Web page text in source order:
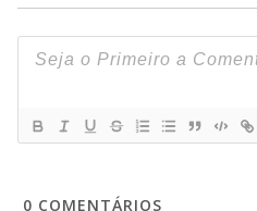
0 COMENTÁRIOS